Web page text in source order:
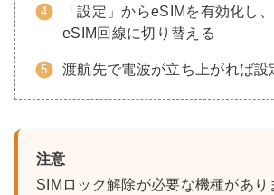
「設定」からeSIMを有効化し
eSIM回線に切り替える
渡航先で電波が立ち上がれば設
注意
SIMロック解除が必要な機種があ